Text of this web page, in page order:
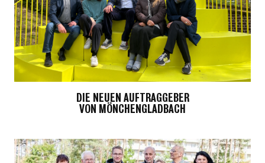
DIE NEUEN AUFTRAGGEBER
VON MÖNCHENGLADBACH